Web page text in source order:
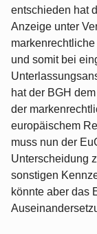
entschieden hat
Anzeige unter
und somit bei
hat der BGH
der
europäischem
muss nun der
Unterscheidung
sonstigen
könnte aber das